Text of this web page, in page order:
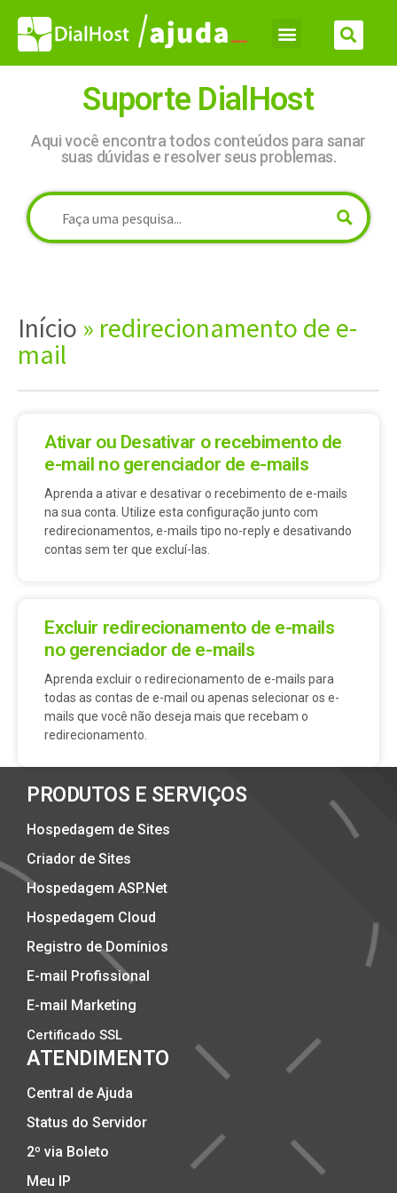
Suporte DialHost
Aqui você encontra todos conteúdos para sanar
suas dúvidas e resolver seus problemas.
Início » redirecionamento de e-
mail
Ativar ou Desativar o recebimento de
e-mail no gerenciador de e-mails
Aprenda a ativar e desativar o recebimento de e-mails
na sua conta. Utilize esta configuração junto com
redirecionamentos, e-mails tipo no-reply e desativando
contas sem ter que excluí-las.
Excluir redirecionamento de e-mails
no gerenciador de e-mails
Aprenda excluir o redirecionamento de e-mails para
todas as contas de e-mail ou apenas selecionar os e-
mails que você não deseja mais que recebam o
redirecionamento.
PRODUTOS E SERVIÇOS
Hospedagem de Sites
Criador de Sites
Hospedagem ASP.Net
Hospedagem Cloud
Registro de Domínios
E-mail Profissional
E-mail Marketing
Certificado SSL
ATENDIMENTO
Central de Ajuda
Status do Servidor
2º via Boleto
Meu IP